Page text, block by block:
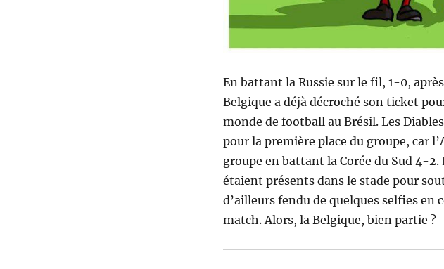
En battant la Russie sur le fil, 1-0,
Belgique a déjà décroché son ticket
monde de football au Brésil. Les
pour la première place du groupe, car
groupe en battant la Corée du Sud 4-
étaient présents dans le stade pour
d’ailleurs fendu de quelques selfies en
match. Alors, la Belgique, bien partie ?